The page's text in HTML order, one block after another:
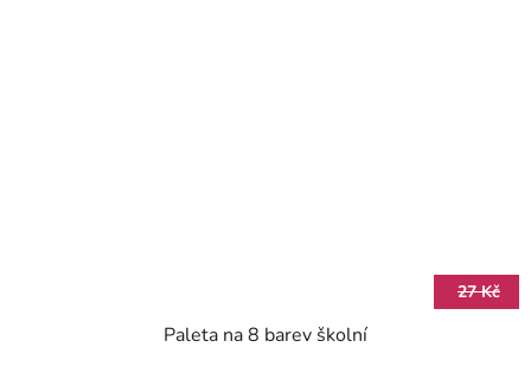
27 Kč
Paleta na 8 barev školní